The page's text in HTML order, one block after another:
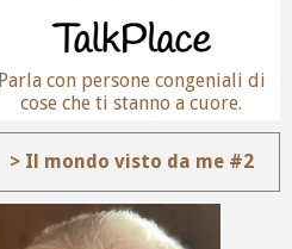
Parla con persone congeniali di
cose che ti stanno a cuore.
> Il mondo visto da me #2